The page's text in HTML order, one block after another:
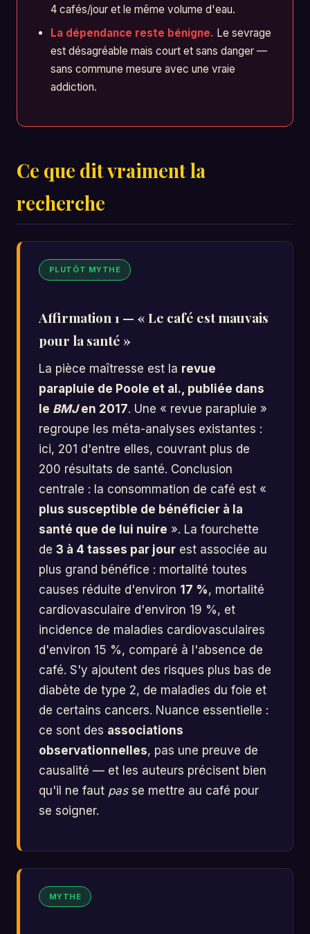
4 cafés/jour et le même volume d'eau.
La dépendance reste bénigne. Le sevrage
est désagréable mais court et sans danger —
sans commune mesure avec une vraie
addiction.
Ce que dit vraiment la
recherche
PLUTÔT MYTHE
Affirmation 1 — « Le café est mauvais
pour la santé »
La pièce maîtresse est la revue
parapluie de Poole et al., publiée dans
le BMJen 2017. Une « revue parapluie »
regroupe les méta-analyses existantes :
ici, 201 d'entre elles, couvrant plus de
200 résultats de santé. Conclusion
centrale : la consommation de café est «
plus susceptible de bénéficier à la
santé que de lui nuire ». La fourchette
de3 à 4 tasses par jour est associée au
plus grand bénéfice : mortalité toutes
causes réduite d'environ 17 %, mortalité
cardiovasculaire d'environ 19 %, et
incidence de maladies cardiovasculaires
d'environ 15 %, comparé à l'absence de
café. S'y ajoutent des risques plus bas de
diabète de type 2, de maladies du foie et
de certains cancers. Nuance essentielle :
ce sont des associations
observationnelles, pas une preuve de
causalité — et les auteurs précisent bien
qu'il ne faut passe mettre au café pour
se soigner.
MYTHE